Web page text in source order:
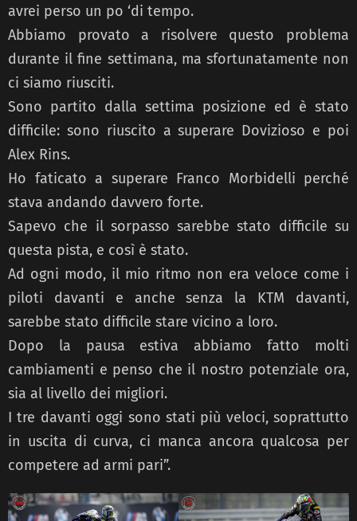
avrei perso un po ‘di tempo.
Abbiamo provato a risolvere questo problema
durante il fine settimana, ma sfortunatamente non
ci siamo riusciti.
Sono partito dalla settima posizione ed è stato
difficile: sono riuscito a superare Dovizioso e poi
Alex Rins.
Ho faticato a superare Franco Morbidelli perché
stava andando davvero forte.
Sapevo che il sorpasso sarebbe stato difficile su
questa pista, e così è stato.
Ad ogni modo, il mio ritmo non era veloce come i
piloti davanti e anche senza la KTM davanti,
sarebbe stato difficile stare vicino a loro.
Dopo la pausa estiva abbiamo fatto molti
cambiamenti e penso che il nostro potenziale ora,
sia al livello dei migliori.
I tre davanti oggi sono stati più veloci, soprattutto
in uscita di curva, ci manca ancora qualcosa per
competere ad armi pari”.